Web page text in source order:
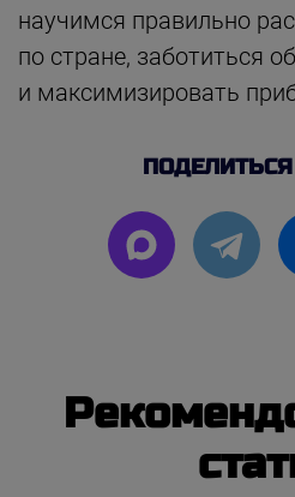
научимся правильно
по стране, заботиться
и максимизировать
ПОДЕЛИТЬСЯ